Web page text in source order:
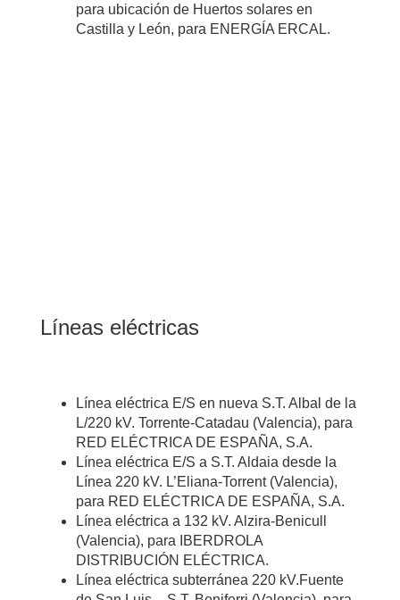
para ubicación de Huertos solares en
Castilla y León, para ENERGÍA ERCAL.
Líneas eléctricas
Línea eléctrica E/S en nueva S.T. Albal de la
L/220 kV. Torrente-Catadau (Valencia), para
RED ELÉCTRICA DE ESPAÑA, S.A.
Línea eléctrica E/S a S.T. Aldaia desde la
Línea 220 kV. L’Eliana-Torrent (Valencia),
para RED ELÉCTRICA DE ESPAÑA, S.A.
Línea eléctrica a 132 kV. Alzira-Benicull
(Valencia), para IBERDROLA
DISTRIBUCIÓN ELÉCTRICA.
Línea eléctrica subterránea 220 kV.Fuente